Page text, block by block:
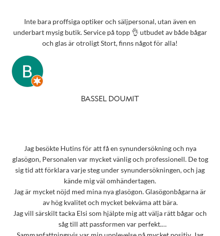
Inte bara proffsiga optiker och säljpersonal, utan även en
underbart mysig butik. Service på topp 👌 utbudet av både bågar
och glas är otroligt Stort, finns något för alla!
BASSEL DOUMIT
Jag besökte Hutins för att få en synundersökning och nya
glasögon, Personalen var mycket vänlig och professionell. De tog
sig tid att förklara varje steg under synundersökningen, och jag
kände mig väl omhändertagen.
Jag är mycket nöjd med mina nya glasögon. Glasögonbågarna är
av hög kvalitet och mycket bekväma att bära.
Jag vill särskilt tacka Elsi som hjälpte mig att välja rätt bågar och
såg till att passformen var perfekt.